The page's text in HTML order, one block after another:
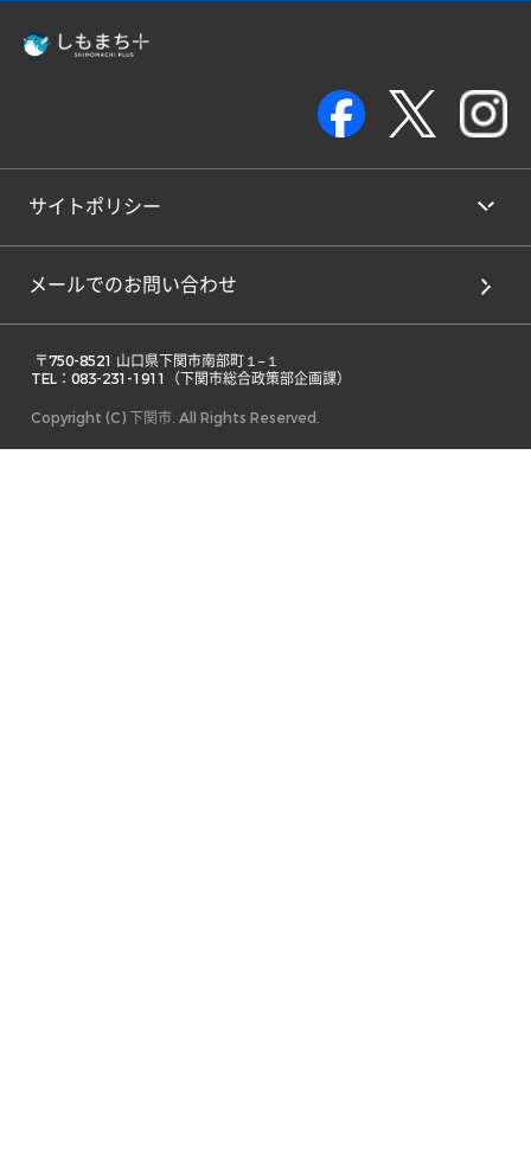
サイトポリシー
メールでのお問い合わせ
TEL：083-231-1911（下関市総合政策部企画課）
Copyright (C) 下関市. All Rights Reserved.